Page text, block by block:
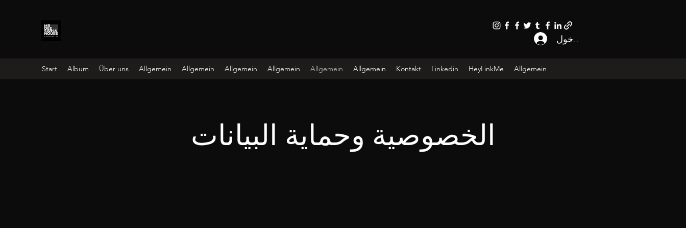
Start Album Über uns Allgemein Allgemein Allgemein Allgemein Allgemein Allgemein Kontakt Linkedin HeyLinkMe Allgemein
تسجيل الدخول
الخصوصية وحماية البيانات